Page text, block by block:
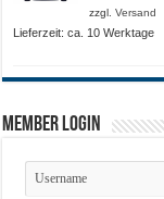
zzgl.Versand
Lieferzeit: ca. 10 Werktage
Member Login